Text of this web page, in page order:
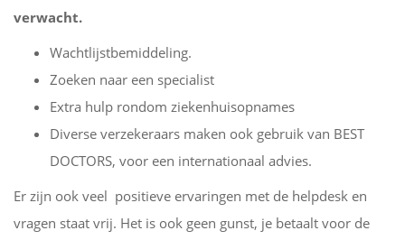
verwacht.
Wachtlijstbemiddeling.
Zoeken naar een specialist
Extra hulp rondom ziekenhuisopnames
Diverse verzekeraars maken ook gebruik van BEST
DOCTORS, voor een internationaal advies.
Er zijn ook veel positieve ervaringen met de helpdesk en
vragen staat vrij. Het is ook geen gunst, je betaalt voor de